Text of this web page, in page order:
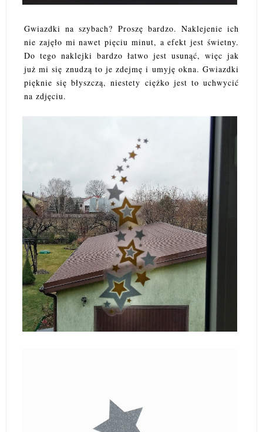
Gwiazdki na szybach? Proszę bardzo. Naklejenie ich
nie zajęło mi nawet pięciu minut, a efekt jest świetny.
Do tego naklejki bardzo łatwo jest usunąć, więc jak
już mi się znudzą to je zdejmę i umyję okna. Gwiazdki
pięknie się błyszczą, niestety ciężko jest to uchwycić
na zdjęciu.